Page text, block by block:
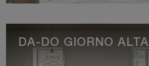
DA-DO GIORNO ALTA